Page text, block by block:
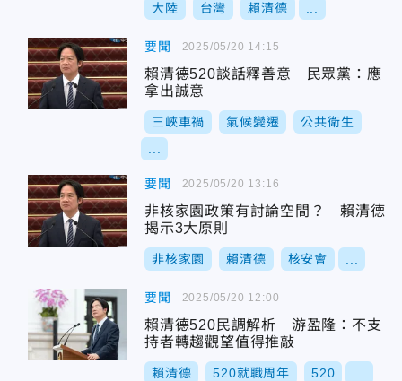
大陸 台灣 賴清德
要聞
賴清德520談話釋善意 民眾黨：應
拿出誠意
三峽車禍 氣候變遷 公共衛生
2025/05/20 14:15
要聞
非核家園政策有討論空間？ 賴清德
揭示3大原則
非核家園 賴清德 核安會
2025/05/20 13:16
要聞
賴清德520民調解析 游盈隆：不支
持者轉趨觀望值得推敲
賴清德 520就職周年 520
2025/05/20 12:00